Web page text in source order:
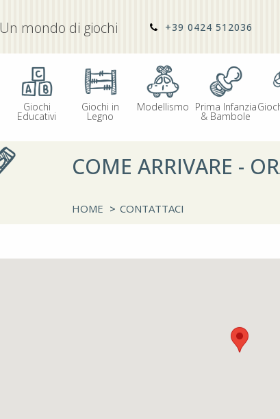
Un mondo di giochi +39 0424 512036
Giochi
Educativi
Giochi in
Legno
Modellismo Prima Infanzia
& Bambole
COME ARRIVARE -
HOME > CONTATTACI